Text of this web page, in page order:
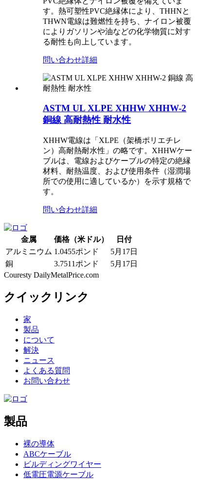
す。熱可塑性PVC絶縁体により、THHNと
THWN電線は難燃性を持ち、ナイロン被覆
によりガソリンや油などの化学物質に対す
る耐性も向上しています。
問い合わせ詳細
ASTM UL XLPE XHHW XHHW-2
銅線 高耐熱性 耐水性
XHHW電線は「XLPE（架橋ポリエチレ
ン）高耐熱耐水性」の略です。XHHWケー
ブルは、電線およびケーブルの特定の絶縁
材料、耐熱温度、および使用条件（湿潤場
所での使用に適しているか）を示す規格で
す。
問い合わせ詳細
金属 価格（米ドル）
日付
アルミニウム 1.0455ポンド
5月17日
銅
3.7511ポンド
5月17日
Couresty DailyMetalPrice.com
クイックリンク
家
製品
について
解決
ニュース
よくある質問
お問い合わせ
製品
裸の導体
ABCケーブル
ビルディングワイヤー
低電圧電源ケーブル